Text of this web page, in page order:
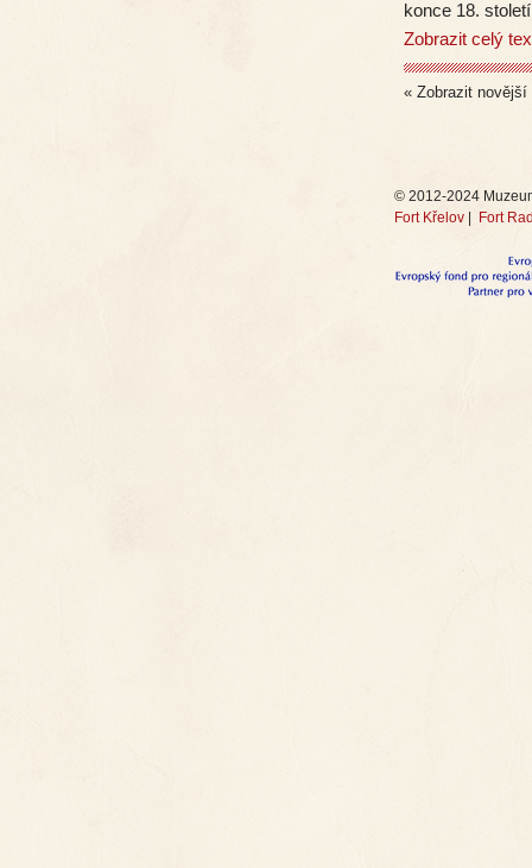
konce 18.
Zobrazit celý
« Zobrazit novější
© 2012-2024
Fort Křelov
Fort